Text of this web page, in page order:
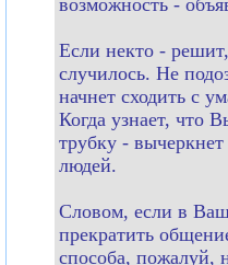
Если некто -
случилось. Не
начнет сходить с
Когда узнает, что
трубку -
людей.
Словом, если в
прекратить
способа, пожалуй,